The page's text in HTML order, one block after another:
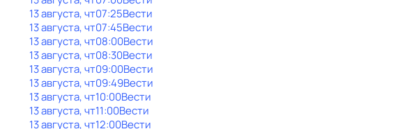
13 августа, чт07:25Вести
13 августа, чт07:45Вести
13 августа, чт08:00Вести
13 августа, чт08:30Вести
13 августа, чт09:00Вести
13 августа, чт09:49Вести
13 августа, чт10:00Вести
13 августа, чт11:00Вести
13 августа, чт12:00Вести